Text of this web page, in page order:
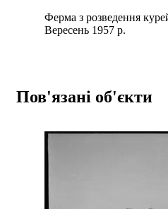
Ферма з розведення
Вересень 1957 р.
Пов'язані об'єкти